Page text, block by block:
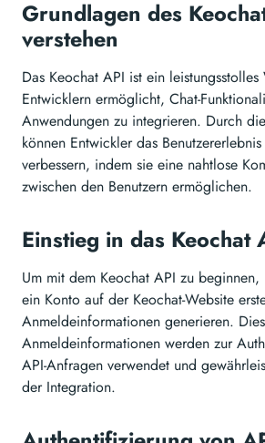
Grundlagen des
verstehen
Das Keochat API ist ein
Entwicklern ermöglicht, Chat-
Anwendungen zu integrieren. Durch
können Entwickler das
verbessern, indem sie eine nahtlose
zwischen den Benutzern ermöglichen.
Einstieg in das Keochat
Um mit dem Keochat API zu beginnen,
ein Konto auf der Keochat-Website
Anmeldeinformationen generieren.
Anmeldeinformationen werden zur
API-Anfragen verwendet und
der Integration.